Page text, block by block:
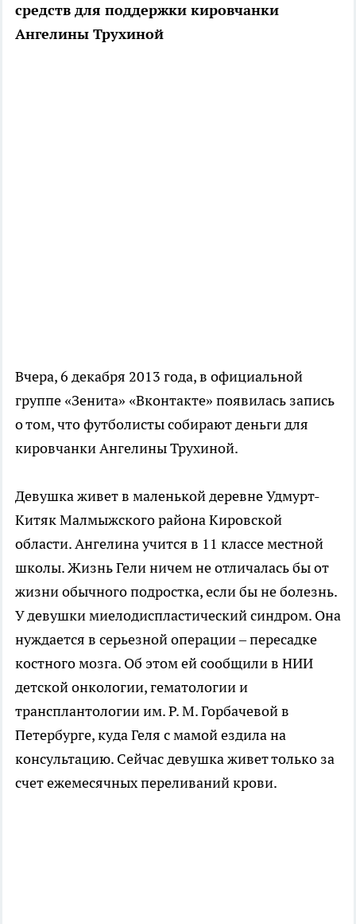
средств для поддержки кировчанки
Ангелины Трухиной
Вчера, 6 декабря 2013 года, в официальной
группе «Зенита» «Вконтакте» появилась запись
о том, что футболисты собирают деньги для
кировчанки Ангелины Трухиной.
Девушка живет в маленькой деревне Удмурт-
Китяк Малмыжского района Кировской
области. Ангелина учится в 11 классе местной
школы. Жизнь Гели ничем не отличалась бы от
жизни обычного подростка, если бы не болезнь.
У девушки миелодиспластический синдром. Она
нуждается в серьезной операции – пересадке
костного мозга. Об этом ей сообщили в НИИ
детской онкологии, гематологии и
трансплантологии им. Р. М. Горбачевой в
Петербурге, куда Геля с мамой ездила на
консультацию. Сейчас девушка живет только за
счет ежемесячных переливаний крови.